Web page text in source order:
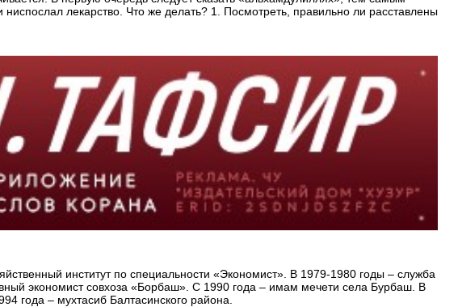
лекарство. Что же делать? 1. Посмотреть, правильно ли расставлены
институт по специальности «Экономист». В 1979-1980 годы – служба
экономист совхоза «Борбаш». С 1990 года – имам мечети села Бурбаш. В
года – мухтасиб Балтасинского района.